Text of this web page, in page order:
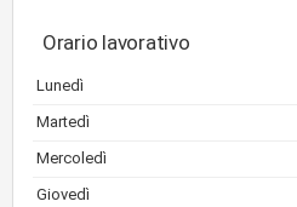
Orario lavorativo
Lunedì
Martedì
Mercoledì
Giovedì